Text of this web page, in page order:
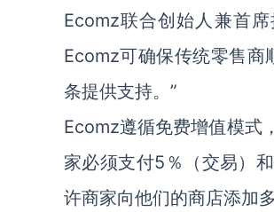
Ecomz联合创始人兼首
Ecomz可确保传统零售商
条提供支持。”
Ecomz遵循免费增值模式
家必须支付5％（交易）
许商家向他们的商店添加